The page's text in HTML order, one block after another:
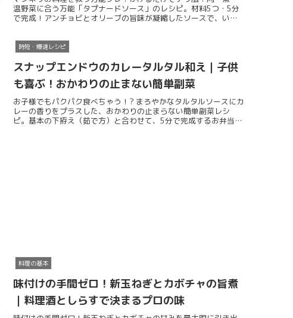
温野菜に合う万能「タプナードソース」のレシピ。材料5つ・5分
で完成！アンチョビとオリーブの旨味が凝縮したソースで、いつ
時短・爆速レシピ
スナップエンドウのカレータルタル和え｜子供
も喜ぶ！おかわりの止まない簡単副菜
お子様でもパクパク食べちゃう！? まろやかなタルタルソースにカ
レーの香りをプラスした、おかわりの止まらない簡単副菜レシ
ピ。基本の下拵え（茹で方）と合わせて、5分で完成するお弁当に
料理の基本
味付けの手間ゼロ！新玉ねぎとカボチャの旨煮
｜料理酒としらすで決まるプロの味